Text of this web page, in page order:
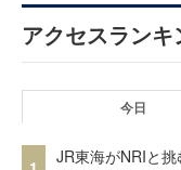
アクセスランキ
今日
JR東海がNRIと